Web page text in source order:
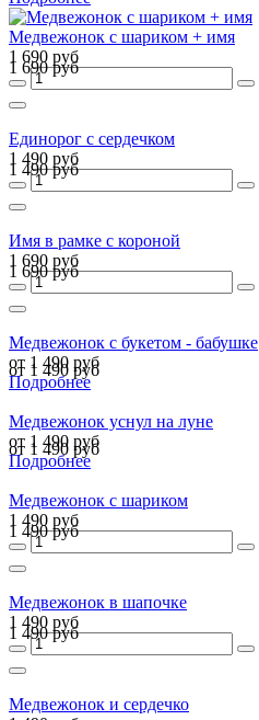
Медвежонок с шариком + имя
1 690 руб
1 690 руб
Единорог с сердечком
1 490 руб
1 490 руб
Имя в рамке с короной
1 690 руб
1 690 руб
Медвежонок с букетом - бабушке
от 1 490 руб
от 1 490 руб
Подробнее
Медвежонок уснул на луне
от 1 490 руб
от 1 490 руб
Подробнее
Медвежонок с шариком
1 490 руб
1 490 руб
Медвежонок в шапочке
1 490 руб
1 490 руб
Медвежонок и сердечко